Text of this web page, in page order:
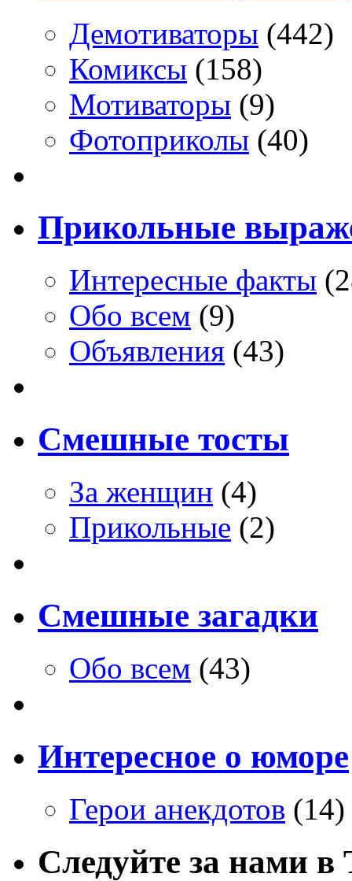
Демотиваторы (442)
Комиксы (158)
Мотиваторы (9)
Фотоприколы (40)
Прикольные
Интересные факты
Обо всем (9)
Объявления (43)
Смешные тосты
За женщин (4)
Прикольные (2)
Смешные загадки
Обо всем (43)
Интересное о юморе
Герои анекдотов (14)
Следуйте за нами